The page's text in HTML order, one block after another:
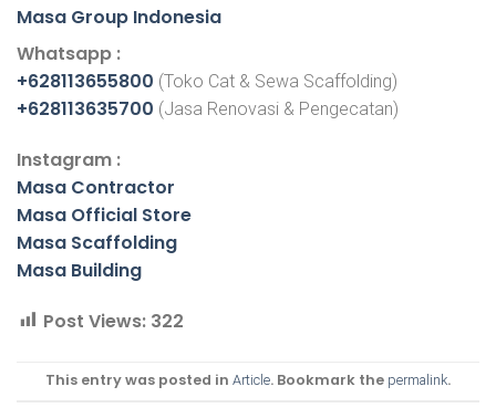
Masa Group Indonesia
Whatsapp :
+628113655800 (Toko Cat & Sewa Scaffolding)
+628113635700 (Jasa Renovasi & Pengecatan)
Instagram :
Masa Contractor
Masa Official Store
Masa Scaffolding
Masa Building
Post Views: 322
This entry was posted in Article. Bookmark the permalink.